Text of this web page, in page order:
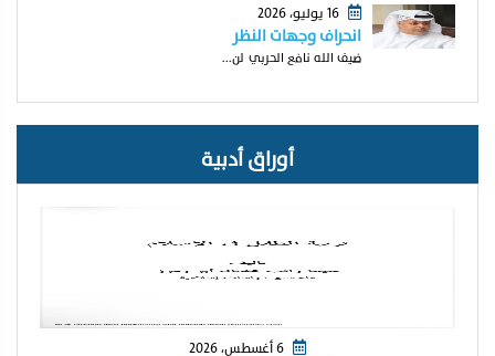
16 يوليو، 2026
انحراف وجهات النظر
ضيف الله نافع الحربي لن...
أوراق أدبية